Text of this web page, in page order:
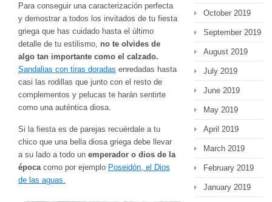
Para conseguir una caracterización perfecta
y demostrar a todos los invitados de tu fiesta
griega que has cuidado hasta el último
detalle de tu estilismo, no te olvides de
algo tan importante como el calzado.
Sandalias con tiras doradas enredadas hasta
casi las rodillas que junto con el resto de
complementos y pelucas te harán sentirte
como una auténtica diosa.
Si la fiesta es de parejas recuérdale a tu
chico que una bella diosa griega debe llevar
a su lado a todo un emperador o dios de la
época como por ejemplo Poseidón, el Dios
de las aguas.
October 2019
September 2019
August 2019
July 2019
June 2019
May 2019
April 2019
March 2019
February 2019
January 2019